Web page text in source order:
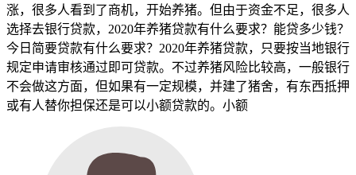
涨，很多人看到了商机，开始养猪。但由于资金不足，很多人
选择去银行贷款，2020年养猪贷款有什么要求？能贷多少钱？
今日简要贷款有什么要求？2020年养猪贷款，只要按当地银行
规定申请审核通过即可贷款。不过养猪风险比较高，一般银行
不会做这方面，但如果有一定规模，并建了猪舍，有东西抵押
或有人替你担保还是可以小额贷款的。小额